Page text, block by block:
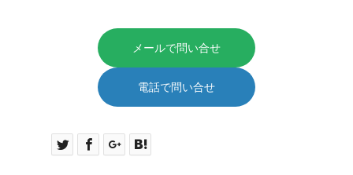
メールで問い合せ
電話で問い合せ